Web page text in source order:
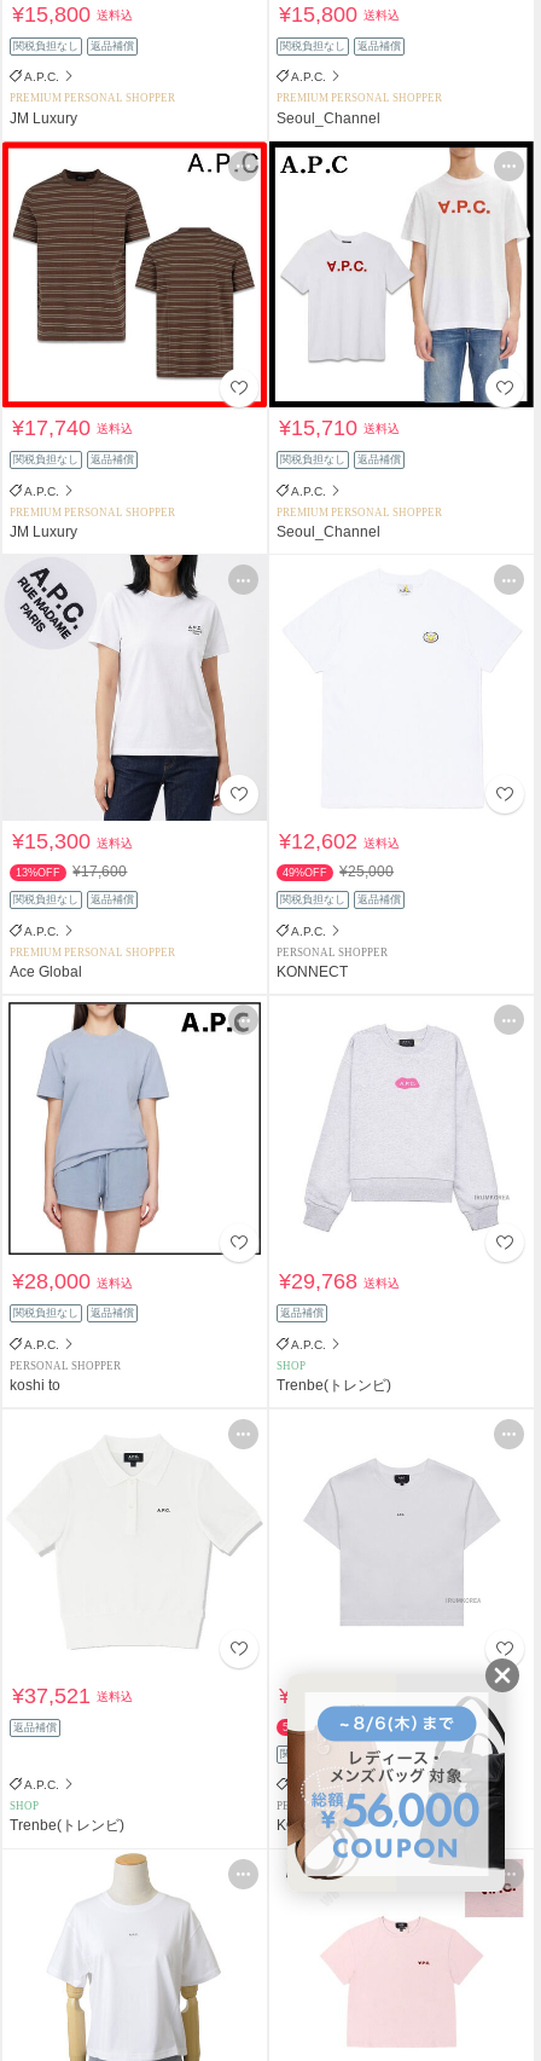
¥15,800送料込
関税負担なし 返品補償
A.P.C.
PREMIUM PERSONAL SHOPPER
JM Luxury
¥15,800送料込
関税負担なし 返品補償
A.P.C.
PREMIUM PERSONAL SHOPPER
Seoul_Channel
¥17,740送料込
関税負担なし 返品補償
A.P.C.
PREMIUM PERSONAL SHOPPER
JM Luxury
¥15,710送料込
関税負担なし 返品補償
A.P.C.
PREMIUM PERSONAL SHOPPER
Seoul_Channel
¥15,300送料込
13%OFF ¥17,600
関税負担なし 返品補償
A.P.C.
PREMIUM PERSONAL SHOPPER
Ace Global
¥12,602送料込
49%OFF ¥25,000
関税負担なし 返品補償
A.P.C.
PERSONAL SHOPPER
KONNECT
¥28,000送料込
関税負担なし 返品補償
A.P.C.
PERSONAL SHOPPER
koshi to
¥29,768送料込
返品補償
A.P.C.
SHOP
Trenbe(トレンビ)
¥37,521送料込
返品補償
A.P.C.
SHOP
Trenbe(トレンビ)
¥10,708
50%OFF ¥21,630
関税負担なし 返品補償
A.P.C.
PERSONAL SHOPPER
KONNECT